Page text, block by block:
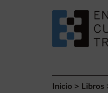
SALTAR AL
Inicio > Libros